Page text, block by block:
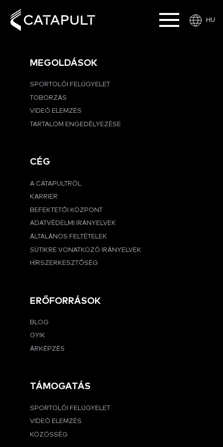
HU
MEGOLDÁSOK
SPORTOLÓI FELÜGYELET
TOBORZÁS
VIDEÓ ELEMZÉS
TARTALOM ENGEDÉLYEZÉSE
CÉG
A CATAPULTRÓL
KARRIER
BEFEKTETŐI KÖZPONT
ADATVÉDELMI IRÁNYELVEK
ÁLTALÁNOS FELTÉTELEK
SÜTIKRE VONATKOZÓ IRÁNYELVEK
HÍRSZERKESZTŐSÉG
ERŐFORRÁSOK
BLOG
GYIK
ÁRKÉPZÉS
TÁMOGATÁS
SPORTOLÓI FELÜGYELET
VIDEÓ ELEMZÉS
KÖZÖSSÉG